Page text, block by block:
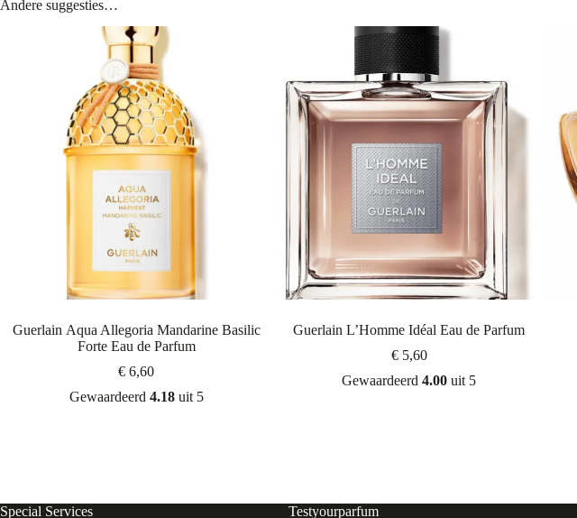
Andere suggesties…
Guerlain Aqua Allegoria Mandarine Basilic
Forte Eau de Parfum
€ 6,60
Gewaardeerd 4.18uit 5
Guerlain L’Homme Idéal Eau de Parfum
€5,60
Gewaardeerd4.00 uit 5
Special Services Testyourparfum